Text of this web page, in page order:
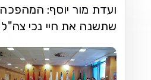
ועדת מור יוסף: המהפכה
שתשנה את חיי נכי צה"ל